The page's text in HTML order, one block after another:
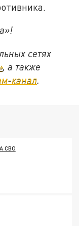
сетях
, а также
канал.
СВО